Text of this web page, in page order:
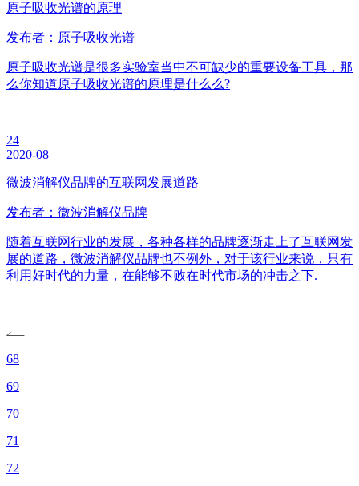
原子吸收光谱的原理
发布者：原子吸收光谱
原子吸收光谱是很多实验室当中不可缺少的重要设备工具，那
么你知道原子吸收光谱的原理是什么么?
24
2020-08
微波消解仪品牌的互联网发展道路
发布者：微波消解仪品牌
随着互联网行业的发展，各种各样的品牌逐渐走上了互联网发
展的道路，微波消解仪品牌也不例外，对于该行业来说，只有
利用好时代的力量，在能够不败在时代市场的冲击之下.
68
69
70
71
72